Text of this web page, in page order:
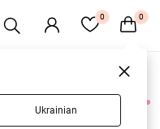
0 0
4 товаров
Ukrainian